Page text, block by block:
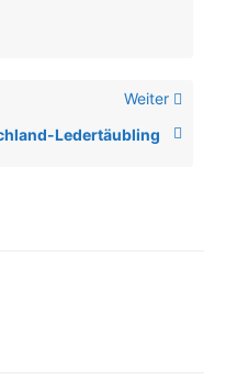
Weiter
Ledertäubling